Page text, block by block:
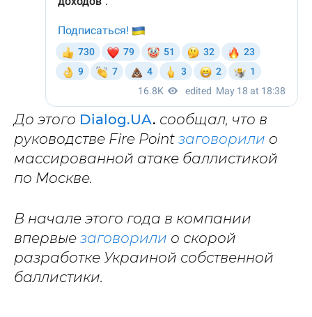
До этого Dialog.UA. сообщал, что в
руководстве Fire Point заговорили о
массированной атаке баллистикой
по Москве.
В начале этого года в компании
впервые заговорили о скорой
разработке Украиной собственной
баллистики.